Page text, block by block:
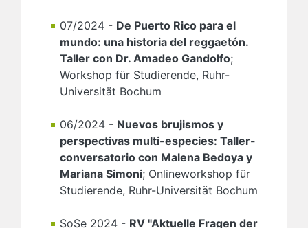
07/2024 - De Puerto Rico para el
mundo: una historia del reggaetón.
Taller con Dr. Amadeo Gandolfo;
Workshop für Studierende, Ruhr-
Universität Bochum
06/2024 - Nuevos brujismos y
perspectivas multi-especies: Taller-
conversatorio con Malena Bedoya y
Mariana Simoni; Onlineworkshop für
Studierende, Ruhr-Universität Bochum
SoSe 2024 - RV "Aktuelle Fragen der